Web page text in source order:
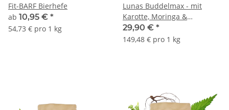
Fit-BARF Bierhefe
ab 10,95 € *
54,73 € pro 1 kg
Lunas Buddelmax - mit
Karotte, Moringa &
Hagebutte 200g
29,90 € *
149,48 € pro 1 kg